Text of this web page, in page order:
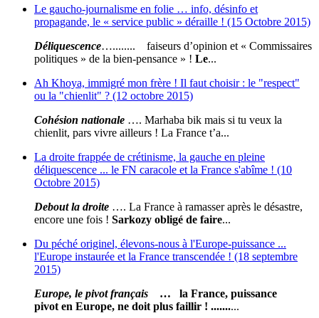
Le gaucho-journalisme en folie … info, désinfo et
propagande, le « service public » déraille ! (15 Octobre 2015)
Déliquescence…........ faiseurs d’opinion et « Commissaires
politiques » de la bien-pensance » ! Le...
Ah Khoya, immigré mon frère ! Il faut choisir : le "respect"
ou la "chienlit" ? (12 octobre 2015)
Cohésion nationale …. Marhaba bik mais si tu veux la
chienlit, pars vivre ailleurs ! La France t’a...
La droite frappée de crétinisme, la gauche en pleine
déliquescence ... le FN caracole et la France s'abîme ! (10
Octobre 2015)
Debout la droite …. La France à ramasser après le désastre,
encore une fois ! Sarkozy obligé de faire...
Du péché originel, élevons-nous à l'Europe-puissance ...
l'Europe instaurée et la France transcendée ! (18 septembre
2015)
Europe, le pivot français … la France, puissance
pivot en Europe, ne doit plus faillir ! ..........